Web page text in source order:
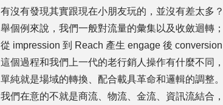
有沒有發現其實跟現在小朋友玩的，並沒有差太多？
舉個例來說，我們一般對流量的彙集以及收斂迴轉；
從 impression 到 Reach 產生 engage 後 conversion
這個過程和我們上一代的老行銷人操作有什麼不同，
單純就是場域的轉換、配合載具革命和邏輯的調整。
我們在意的不就是商流、物流、金流、資訊流結合，